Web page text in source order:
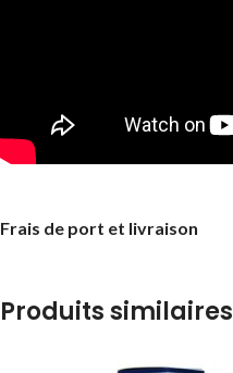
Frais de port et livraison
Produits similaires